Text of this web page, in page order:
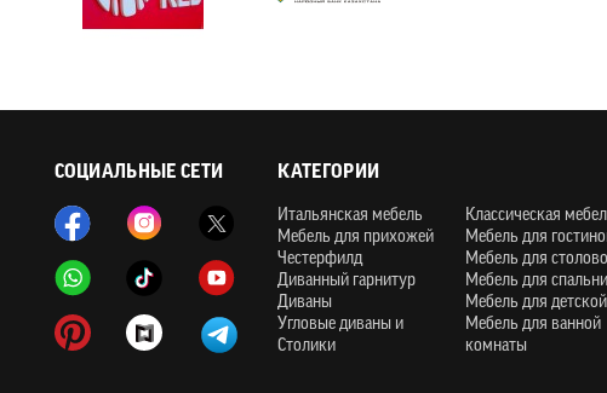
СОЦИАЛЬНЫЕ СЕТИ КАТЕГОРИИ
Итальянская мебель
Мебель для прихожей
Честерфилд
Диванный гарнитур
Диваны
Угловые диваны и
Столики
Классическая
Мебель для
Мебель для
Мебель для спальни
Мебель для детской
Мебель для ванной
комнаты